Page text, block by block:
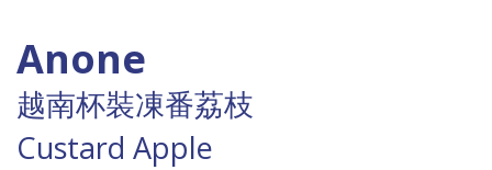
Anone
越南杯裝凍番荔枝
Custard Apple